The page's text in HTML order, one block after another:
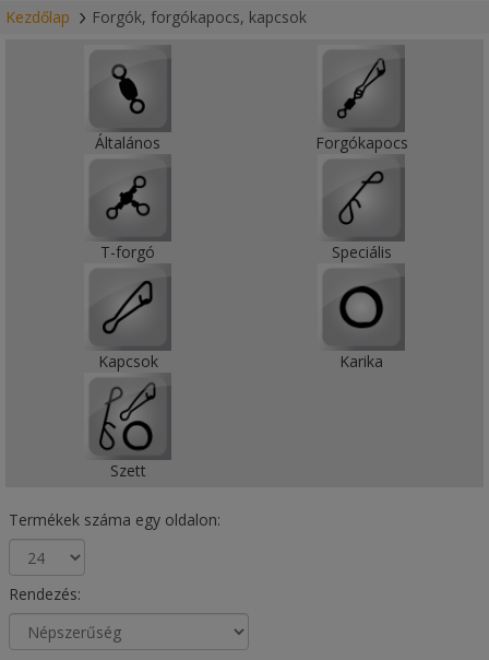
Kezdőlap Forgók, forgókapocs, kapcsok
Általános Forgókapocs
T-forgó Speciális
Kapcsok Karika
Szett
Termékek száma egy oldalon:
Rendezés: